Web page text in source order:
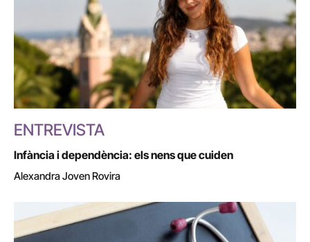
ENTREVISTA
Infància i dependència: els nens que cuiden
Alexandra Joven Rovira